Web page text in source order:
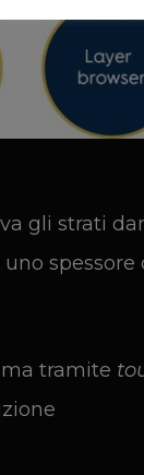
gli strati
spessore
tramite